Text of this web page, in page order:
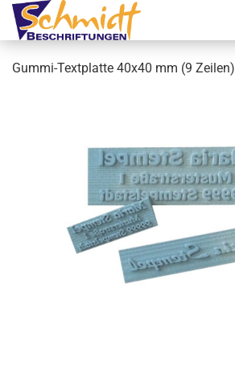
Gummi-Textplatte 40x40 mm (9 Zeilen)